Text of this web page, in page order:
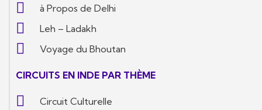
à Propos de Delhi
Leh – Ladakh
Voyage du Bhoutan
CIRCUITS EN INDE PAR THÈME
Circuit Culturelle